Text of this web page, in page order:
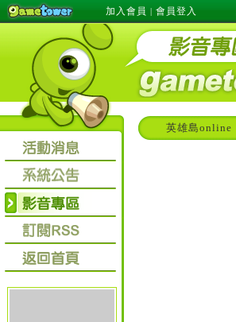
加入會員 | 會員登入
英雄島online